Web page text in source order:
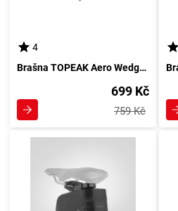
4
Brašna TOPEAK Aero Wedge Pack DX - malá
699 Kč
759 Kč